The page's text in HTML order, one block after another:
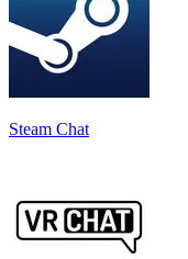
Steam Chat